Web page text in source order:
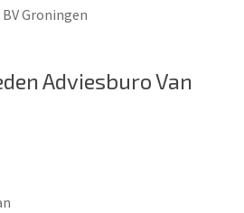
Groningen
Adviesburo Van